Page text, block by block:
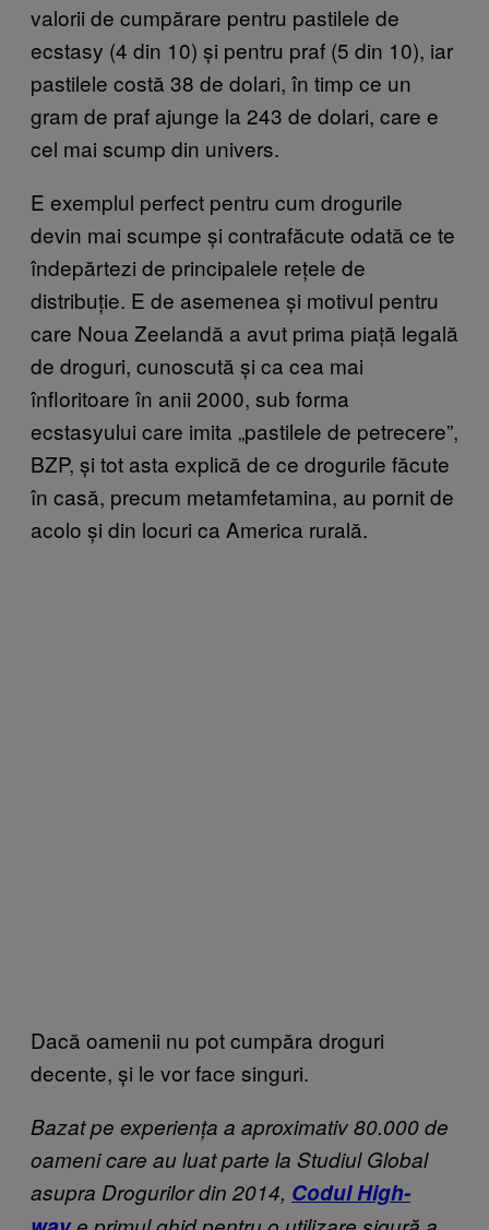
valorii de cumpărare pentru pastilele de
ecstasy (4 din 10) și pentru praf (5 din 10), iar
pastilele costă 38 de dolari, în timp ce un
gram de praf ajunge la 243 de dolari, care e
cel mai scump din univers.
E exemplul perfect pentru cum drogurile
devin mai scumpe și contrafăcute odată ce te
îndepărtezi de principalele rețele de
distribuție. E de asemenea și motivul pentru
care Noua Zeelandă a avut prima piață legală
de droguri, cunoscută și ca cea mai
înfloritoare în anii 2000, sub forma
ecstasyului care imita „pastilele de petrecere”,
BZP, și tot asta explică de ce drogurile făcute
în casă, precum metamfetamina, au pornit de
acolo și din locuri ca America rurală.
Dacă oamenii nu pot cumpăra droguri
decente, și le vor face singuri.
Bazat pe experiența a aproximativ 80.000 de
oameni care au luat parte la Studiul Global
asupra Drogurilor din 2014, Codul High-